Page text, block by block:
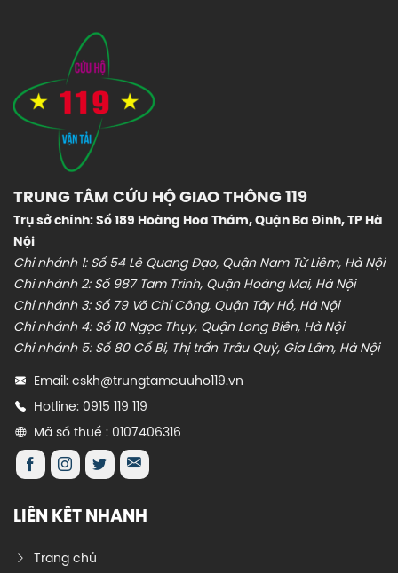
TRUNG TÂM CỨU HỘ GIAO THÔNG 119
Trụ sở chính: Số 189 Hoàng Hoa Thám, Quận Ba Đình, TP Hà
Nội
Chi nhánh 1: Số 54 Lê Quang Đạo, Quận Nam Từ Liêm, Hà Nội
Chi nhánh 2: Số 987 Tam Trinh, Quận Hoàng Mai, Hà Nội
Chi nhánh 3: Số 79 Võ Chí Công, Quận Tây Hồ, Hà Nội
Chi nhánh 4: Số 10 Ngọc Thụy, Quận Long Biên, Hà Nội
Chi nhánh 5: Số 80 Cổ Bi, Thị trấn Trâu Quỳ, Gia Lâm, Hà Nội
Email: cskh@trungtamcuuho119.vn
Hotline: 0915 119 119
Mã số thuế : 0107406316
LIÊN KẾT NHANH
Trang chủ